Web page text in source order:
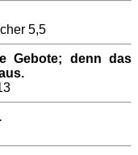
5,5
Gebote; denn das